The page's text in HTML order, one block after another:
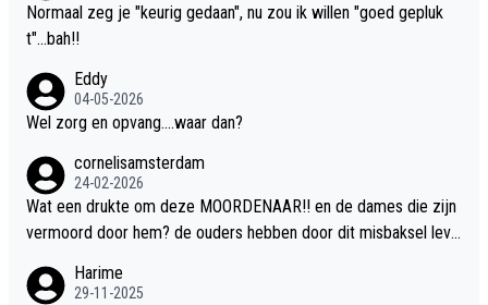
Normaal zeg je "keurig gedaan", nu zou ik willen "goed gepluk
t"...bah!!
Eddy
04-05-2026
Wel zorg en opvang....waar dan?
cornelisamsterdam
24-02-2026
Wat een drukte om deze MOORDENAAR!! en de dames die zijn
vermoord door hem? de ouders hebben door dit misbaksel leve
t!!
Harime
29-11-2025